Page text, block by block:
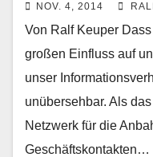
NOV. 4, 2014
Von Ralf Keuper
großen Einfluss auf
unser
unübersehbar. Als
Netzwerk für die
Geschäftskontakten…